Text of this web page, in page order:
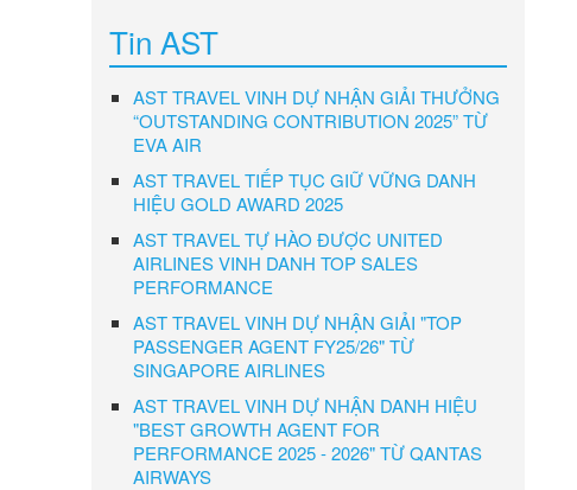
Tin AST
AST TRAVEL VINH DỰ NHẬN GIẢI THƯỞNG
“OUTSTANDING CONTRIBUTION 2025” TỪ
EVA AIR
AST TRAVEL TIẾP TỤC GIỮ VỮNG DANH
HIỆU GOLD AWARD 2025
AST TRAVEL TỰ HÀO ĐƯỢC UNITED
AIRLINES VINH DANH TOP SALES
PERFORMANCE
AST TRAVEL VINH DỰ NHẬN GIẢI "TOP
PASSENGER AGENT FY25/26" TỪ
SINGAPORE AIRLINES
AST TRAVEL VINH DỰ NHẬN DANH HIỆU
"BEST GROWTH AGENT FOR
PERFORMANCE 2025 - 2026" TỪ QANTAS
AIRWAYS